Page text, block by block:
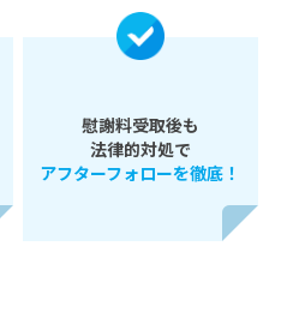
慰謝料受取後も
法律的対処で
アフターフォローを徹底！